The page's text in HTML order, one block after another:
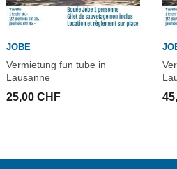
JOBE
Vermietung fun tube in
Lausanne
25,00 CHF